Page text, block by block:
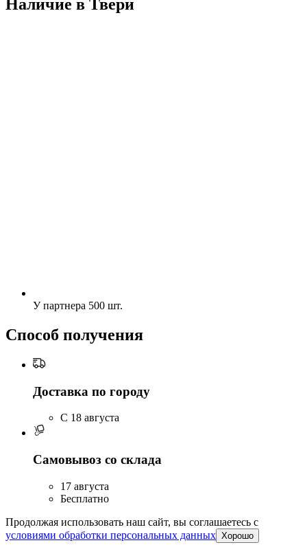
Наличие в Твери
У партнера 500 шт.
Способ получения
Доставка по городу
C 18 августа
Самовывоз со склада
17 августа
Бесплатно
Продолжая использовать наш сайт, вы соглашаетесь c
условиями обработки персональных данных Хорошо